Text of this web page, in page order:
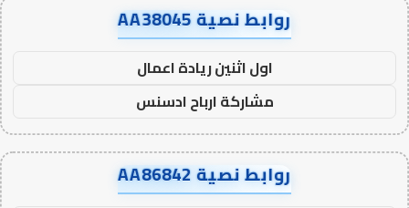
روابط نصية AA38045
اول اثنين ريادة اعمال
مشاركة ارباح ادسنس
روابط نصية AA86842